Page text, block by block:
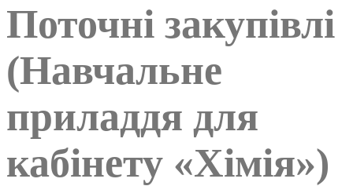
Поточні закупівлі
(Навчальне
приладдя для
кабінету «Хімія»)